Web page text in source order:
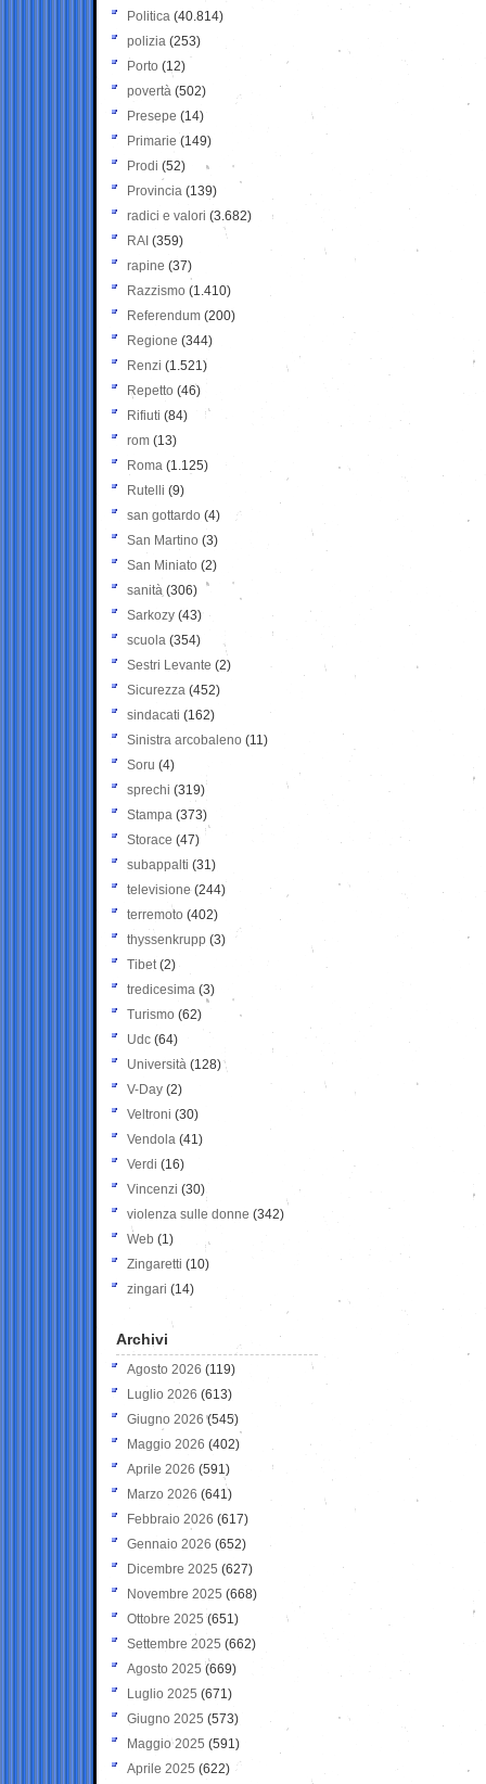
Politica (40.814)
polizia (253)
Porto (12)
povertà (502)
Presepe (14)
Primarie (149)
Prodi (52)
Provincia (139)
radici e valori (3.682)
RAI (359)
rapine (37)
Razzismo (1.410)
Referendum (200)
Regione (344)
Renzi (1.521)
Repetto (46)
Rifiuti (84)
rom (13)
Roma (1.125)
Rutelli (9)
san gottardo (4)
San Martino (3)
San Miniato (2)
sanità (306)
Sarkozy (43)
scuola (354)
Sestri Levante (2)
Sicurezza (452)
sindacati (162)
Sinistra arcobaleno (11)
Soru (4)
sprechi (319)
Stampa (373)
Storace (47)
subappalti (31)
televisione(244)
terremoto (402)
thyssenkrupp (3)
Tibet(2)
tredicesima (3)
Turismo (62)
Udc (64)
Università (128)
V-Day (2)
Veltroni (30)
Vendola (41)
Verdi (16)
Vincenzi (30)
violenza sulle donne (342)
Web (1)
Zingaretti (10)
zingari (14)
Archivi
Agosto 2026 (119)
Luglio 2026 (613)
Giugno 2026 (545)
Maggio 2026 (402)
Aprile 2026 (591)
Marzo 2026 (641)
Febbraio 2026 (617)
Gennaio 2026 (652)
Dicembre 2025 (627)
Novembre 2025 (668)
Ottobre 2025 (651)
Settembre 2025 (662)
Agosto 2025 (669)
Luglio 2025 (671)
Giugno 2025 (573)
Maggio 2025 (591)
Aprile 2025 (622)